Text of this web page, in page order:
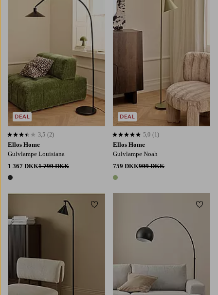
Ellos Home
Gulvlampe Louisiana
1 367 DKK1 799 DKK
1 farve
3,5 baseret på 2 bedømmelser
3,5 (2)
DEAL
Ellos Home
Gulvlampe Noah
759 DKK999 DKK
1 farve
5,0 baseret på 1 bedømmelser
5,0 (1)
DEAL
Tilføj til favoritter